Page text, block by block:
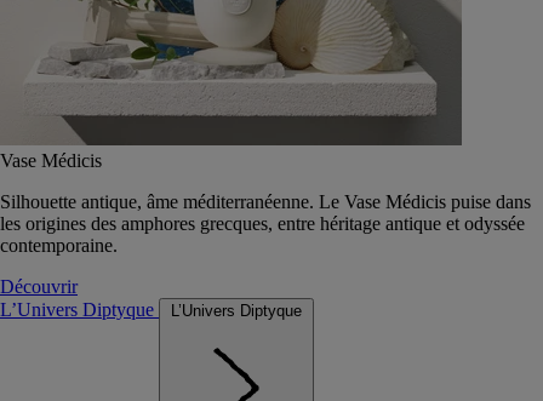
Vase Médicis
Silhouette antique, âme méditerranéenne. Le Vase Médicis puise dans
les origines des amphores grecques, entre héritage antique et odyssée
contemporaine.
Découvrir
L’Univers Diptyque
L’Univers Diptyque